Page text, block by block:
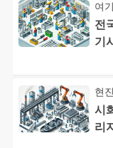
여
전
기
현
시
리